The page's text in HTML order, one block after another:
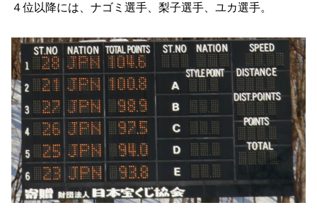
４位以降には、ナゴミ選手、梨子選手、ユカ選手。